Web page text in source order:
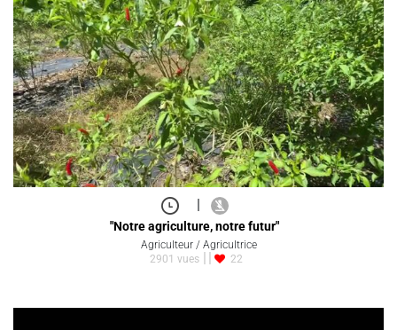
"Notre agriculture, notre futur"
Agriculteur / Agricultrice
2901 vues
22